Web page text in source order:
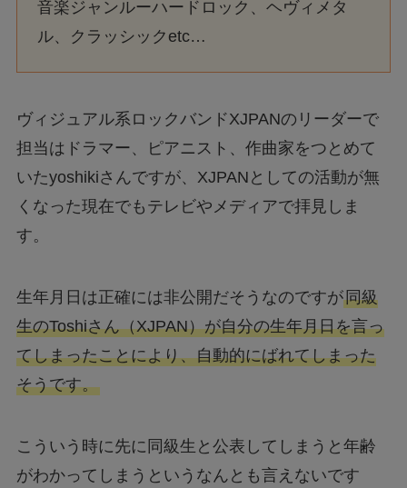
音楽ジャンルーハードロック、ヘヴィメタ
ル、クラッシックetc…
ヴィジュアル系ロックバンドXJPANのリーダーで
担当はドラマー、ピアニスト、作曲家をつとめて
いたyoshikiさんですが、XJPANとしての活動が無
くなった現在でもテレビやメディアで拝見しま
す。
生年月日は正確には非公開だそうなのですが同級
生のToshiさん（XJPAN）が自分の生年月日を言っ
てしまったことにより、自動的にばれてしまった
そうです。
こういう時に先に同級生と公表してしまうと年齢
がわかってしまうというなんとも言えないです